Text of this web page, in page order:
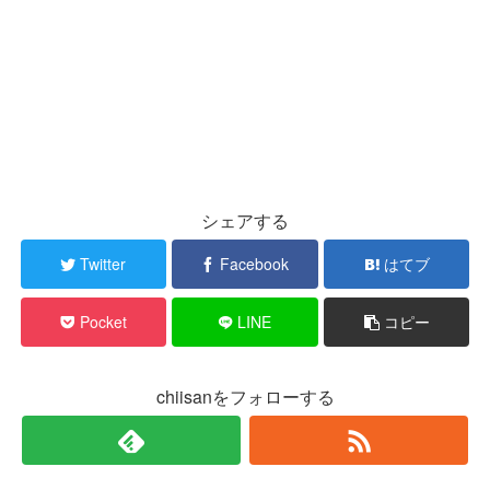
シェアする
Twitter Facebook はてブ
Pocket LINE コピー
chiisanをフォローする